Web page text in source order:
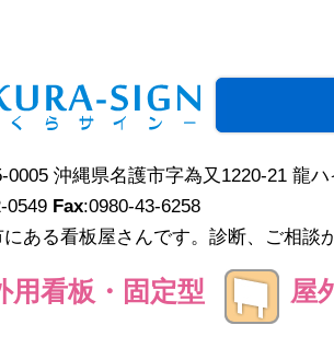
0005 沖縄県名護市字為又1220-21 龍
0549 Fax:0980-43-6258
ある看板屋さんです。診断、ご相
用看板・固定型 屋